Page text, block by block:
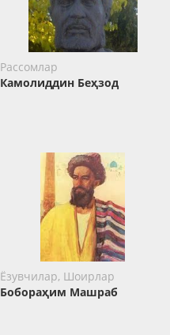
Рассомлар
Камолиддин Беҳзод
Ёзувчилар, Шоирлар
Бобораҳим Машраб